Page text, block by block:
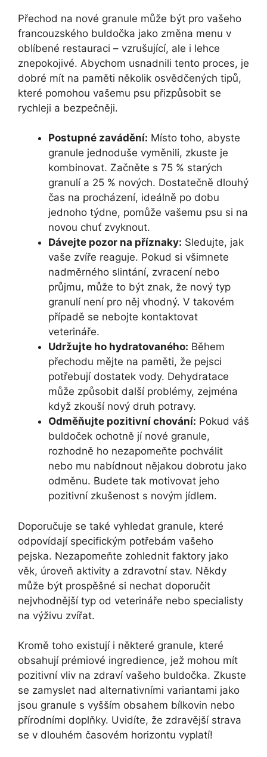
Přechod na nové granule může být pro vašeho
francouzského buldočka jako změna menu v
oblíbené restauraci – vzrušující, ale i lehce
znepokojivé. Abychom usnadnili tento proces, je
dobré mít na paměti několik osvědčených tipů,
které pomohou vašemu psu přizpůsobit se
rychleji a bezpečněji.
Postupné zavádění: Místo toho, abyste
granule jednoduše vyměnili, zkuste je
kombinovat. Začněte s 75 % starých
granulí a 25 % nových. Dostatečně dlouhý
čas na procházení, ideálně po dobu
jednoho týdne, pomůže vašemu psu si na
novou chuť zvyknout.
Dávejte pozor na příznaky: Sledujte, jak
vaše zvíře reaguje. Pokud si všimnete
nadměrného slintání, zvracení nebo
průjmu, může to být znak, že nový typ
granulí není pro něj vhodný. V takovém
případě se nebojte kontaktovat
veterináře.
Udržujte ho hydratovaného: Během
přechodu mějte na paměti, že pejsci
potřebují dostatek vody. Dehydratace
může způsobit další problémy, zejména
když zkouší nový druh potravy.
Odměňujte pozitivní chování: Pokud váš
buldoček ochotně jí nové granule,
rozhodně ho nezapomeňte pochválit
nebo mu nabídnout nějakou dobrotu jako
odměnu. Budete tak motivovat jeho
pozitivní zkušenost s novým jídlem.
Doporučuje se také vyhledat granule, které
odpovídají specifickým potřebám vašeho
pejska. Nezapomeňte zohlednit faktory jako
věk, úroveň aktivity a zdravotní stav. Někdy
může být prospěšné si nechat doporučit
nejvhodnější typ od veterináře nebo specialisty
na výživu zvířat.
Kromě toho existují i některé granule, které
obsahují prémiové ingredience, jež mohou mít
pozitivní vliv na zdraví vašeho buldočka. Zkuste
se zamyslet nad alternativními variantami jako
jsou granule s vyšším obsahem bílkovin nebo
přírodními doplňky. Uvidíte, že zdravější strava
se v dlouhém časovém horizontu vyplatí!